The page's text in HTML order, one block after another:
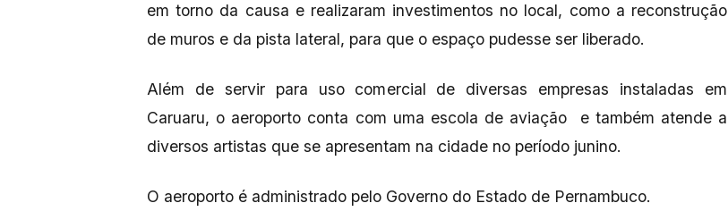
em torno da causa e realizaram investimentos no local, como a reconstrução
de muros e da pista lateral, para que o espaço pudesse ser liberado.
Além de servir para uso comercial de diversas empresas instaladas em
Caruaru, o aeroporto conta com uma escola de aviação e também atende a
diversos artistas que se apresentam na cidade no período junino.
O aeroporto é administrado pelo Governo do Estado de Pernambuco.